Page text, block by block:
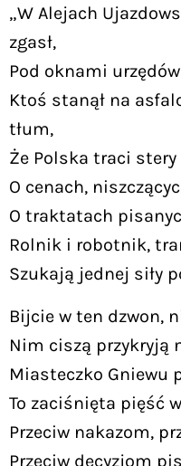
„W Alejach
zgasł,
Pod oknami
Ktoś stanął na
tłum,
Że Polska traci
O cenach,
O traktatach
Rolnik i robotnik,
Szukają jednej siły
Bijcie w ten dzwon,
Nim ciszą przykryją
Miasteczko Gniewu
To zaciśnięta pięść
Przeciw nakazom,
Przeciw decyzjom